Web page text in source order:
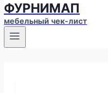
ФУРНИМАП
мебельный чек-лист